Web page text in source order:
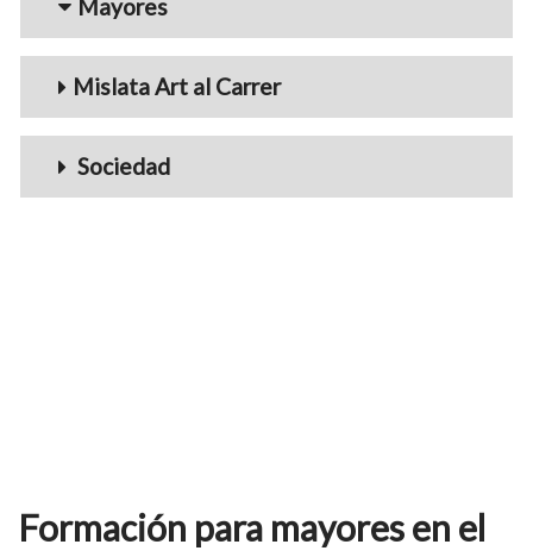
Mayores
Mislata Art al Carrer
Sociedad
Formación para mayores en el